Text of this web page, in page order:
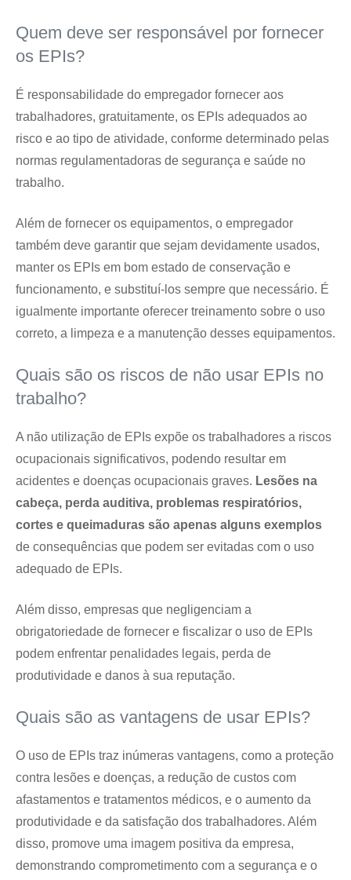
Quem deve ser responsável por fornecer
os EPIs?
É responsabilidade do empregador fornecer aos
trabalhadores, gratuitamente, os EPIs adequados ao
risco e ao tipo de atividade, conforme determinado pelas
normas regulamentadoras de segurança e saúde no
trabalho.
Além de fornecer os equipamentos, o empregador
também deve garantir que sejam devidamente usados,
manter os EPIs em bom estado de conservação e
funcionamento, e substituí-los sempre que necessário. É
igualmente importante oferecer treinamento sobre o uso
correto, a limpeza e a manutenção desses equipamentos.
Quais são os riscos de não usar EPIs no
trabalho?
A não utilização de EPIs expõe os trabalhadores a riscos
ocupacionais significativos, podendo resultar em
acidentes e doenças ocupacionais graves. Lesões na
cabeça, perda auditiva, problemas respiratórios,
cortes e queimaduras são apenas alguns exemplos
de consequências que podem ser evitadas com o uso
adequado de EPIs.
Além disso, empresas que negligenciam a
obrigatoriedade de fornecer e fiscalizar o uso de EPIs
podem enfrentar penalidades legais, perda de
produtividade e danos à sua reputação.
Quais são as vantagens de usar EPIs?
O uso de EPIs traz inúmeras vantagens, como a proteção
contra lesões e doenças, a redução de custos com
afastamentos e tratamentos médicos, e o aumento da
produtividade e da satisfação dos trabalhadores. Além
disso, promove uma imagem positiva da empresa,
demonstrando comprometimento com a segurança e o